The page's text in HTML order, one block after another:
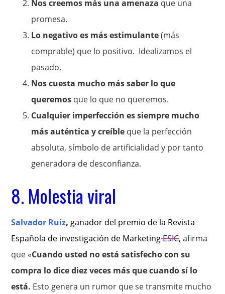
Nos creemos más una amenaza que una
promesa.
Lo negativo es más estimulante(más
comprable) que lo positivo. Idealizamos el
pasado.
Nos cuesta mucho más saber lo que
queremos que lo que no queremos.
Cualquier imperfección es siempre mucho
más auténtica y creíble que la perfección
absoluta, símbolo de artificialidad y por tanto
generadora de desconfianza.
8. Molestia viral
Salvador Ruiz, ganador del premio de la Revista
Española de investigación de MarketingESIC, afirma
que «Cuando usted no está satisfecho con su
compra lo dice diez veces más que cuando sí lo
está. Esto genera un rumor que se transmite mucho